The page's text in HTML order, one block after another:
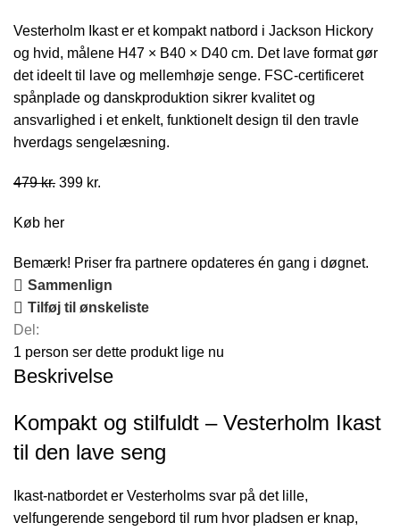
Vesterholm Ikast er et kompakt natbord i Jackson Hickory
og hvid, målene H47 × B40 × D40 cm. Det lave format gør
det ideelt til lave og mellemhøje senge. FSC-certificeret
spånplade og danskproduktion sikrer kvalitet og
ansvarlighed i et enkelt, funktionelt design til den travle
hverdags sengelæsning.
479kr. Den
pris
479 kr..
399 kr.
399 kr..
Køb her
Bemærk! Priser fra partnere opdateres én gang i døgnet.
Sammenlign
Tilføj til ønskeliste
Del:
1 person ser dette produkt lige nu
Beskrivelse
Kompakt og stilfuldt – Vesterholm Ikast
til den lave seng
Ikast-natbordet er Vesterholms svar på det lille,
velfungerende sengebord til rum hvor pladsen er knap,